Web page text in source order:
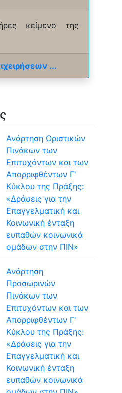
κείμενο της
...
Ανάρτηση Οριστικών
Πινάκων των
Επιτυχόντων και των
Απορριφθέντων Γ'
Κύκλου της Πράξης:
«Δράσεις για την
Επαγγελματική και
Κοινωνική ένταξη
ευπαθών κοινωνικά
ομάδων στην ΠΙΝ»
Ανάρτηση
Προσωρινών
Πινάκων των
Επιτυχόντων και των
Απορριφθέντων Γ'
Κύκλου της Πράξης:
«Δράσεις για την
Επαγγελματική και
Κοινωνική ένταξη
ευπαθών κοινωνικά